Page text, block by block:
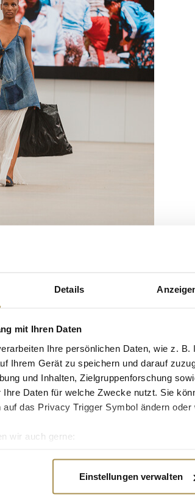
Details
mit Ihren Daten
Ihre persönlichen Daten, wie z.
Ihrem Gerät zu speichern und darauf
und Inhalten, Zielgruppenforschung
Ihre Daten für welche Zwecke nutzt. Sie
das Privacy Trigger Symbol ändern oder
wir auch gerne:
Ihre persönlichen Daten verarbeitet
Einstellungen verwalten
Advertisement